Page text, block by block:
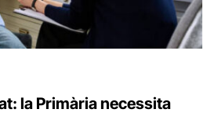
la Primària necessita